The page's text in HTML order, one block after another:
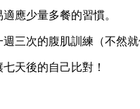
應少量多餐的習慣。
三次的腹肌訓練（不然
天後的自己比對！